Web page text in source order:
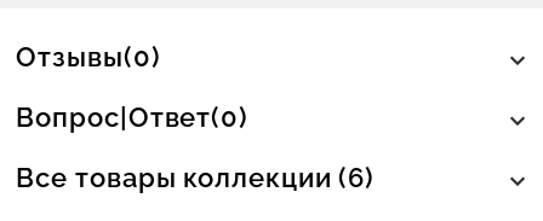
Отзывы(0)
Вопрос|Ответ(0)
Все товары коллекции (6)